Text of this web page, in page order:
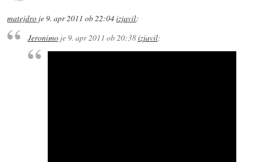
matejdro je 9. apr 2011 ob 22:04izjavil:
Jeronimoje9. apr 2011 ob 20:38izjavil: